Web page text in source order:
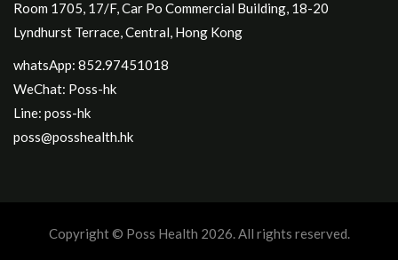
Room 1705, 17/F, Car Po Commercial Building, 18-20
Lyndhurst Terrace, Central, Hong Kong
whatsApp: 852.97451018
WeChat: Poss-hk
Line: poss-hk
poss@posshealth.hk
Copyright © Poss Health 2026. All rights reserved.